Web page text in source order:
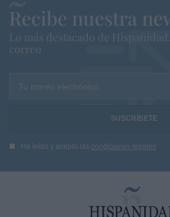
Recibe nuestra
Lo más destacado de Hispanidad,
correo
Tu correo electrónico...
He leído y acepto las condiciones legales